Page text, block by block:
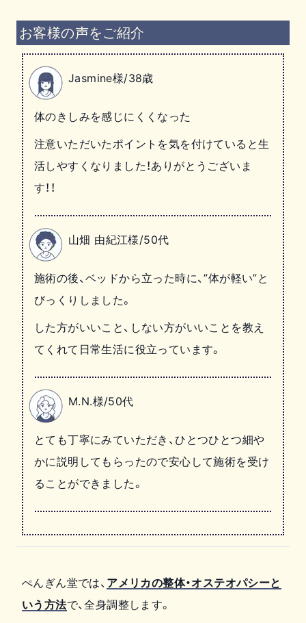
お客様の声をご紹介
Jasmine様/38歳
体のきしみを感じにくくなった
注意いただいたポイントを気を付けていると生
活しやすくなりました！ありがとうございま
す！！
山畑 由紀江様/50代
施術の後、ベッドから立った時に、”体が軽い”と
びっくりしました。
した方がいいこと、しない方がいいことを教え
てくれて日常生活に役立っています。
M.N.様/50代
とても丁寧にみていただき、ひとつひとつ細や
かに説明してもらったので安心して施術を受け
ることができました。
ぺんぎん堂では、 アメリカの整体・オステオパシーと
いう方法で、全身調整します。